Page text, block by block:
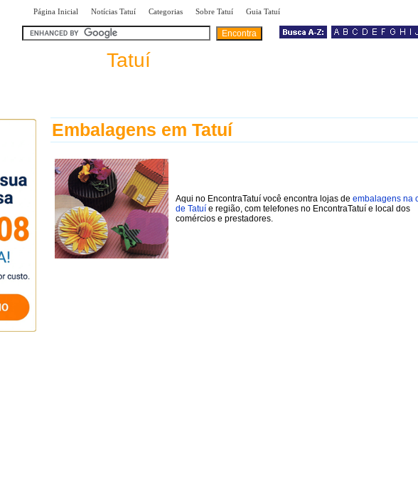
Página Inicial Notícias Tatuí Categorias Sobre Tatuí Guia Tatuí
Tatuí
Embalagens em Tatuí
Aqui no EncontraTatuí você encontra lojas de embalagens na
de Tatuí e região, com telefones no EncontraTatuí e local dos
comércios e prestadores.